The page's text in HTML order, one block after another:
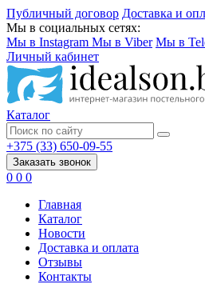
Публичный договор Доставка и
Мы в социальных сетях:
Мы в Instagram Мы в Viber Мы в
Личный кабинет
Каталог
+375 (33) 650-09-55
Заказать звонок
0 0 0
Главная
Каталог
Новости
Доставка и оплата
Отзывы
Контакты